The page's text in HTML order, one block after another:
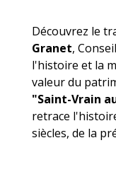
Découvrez le
Granet,
l'histoire et la
valeur du
"Saint-Vrain
retrace
siècles, de la